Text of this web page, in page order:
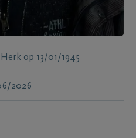
Herk op 13/01/1945
2026